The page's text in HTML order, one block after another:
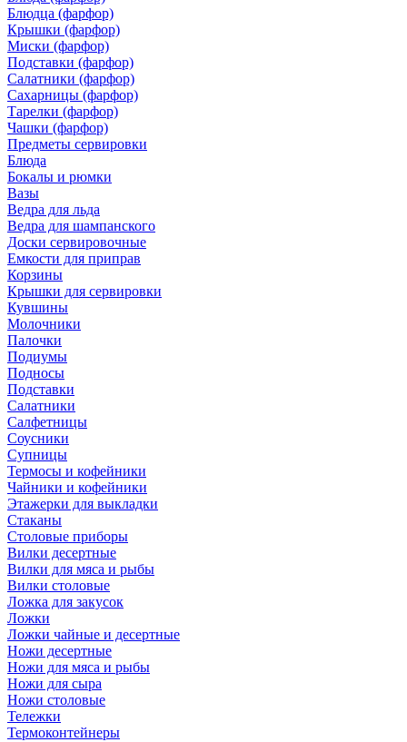
Блюдца (фарфор)
Крышки (фарфор)
Миски (фарфор)
Подставки (фарфор)
Салатники (фарфор)
Сахарницы (фарфор)
Тарелки (фарфор)
Чашки (фарфор)
Предметы сервировки
Блюда
Бокалы и рюмки
Вазы
Ведра для льда
Ведра для шампанского
Доски сервировочные
Емкости для приправ
Корзины
Крышки для сервировки
Кувшины
Молочники
Палочки
Подиумы
Подносы
Подставки
Салатники
Салфетницы
Соусники
Супницы
Термосы и кофейники
Чайники и кофейники
Этажерки для выкладки
Стаканы
Столовые приборы
Вилки десертные
Вилки для мяса и рыбы
Вилки столовые
Ложка для закусок
Ложки
Ложки чайные и десертные
Ножи десертные
Ножи для мяса и рыбы
Ножи для сыра
Ножи столовые
Тележки
Термоконтейнеры